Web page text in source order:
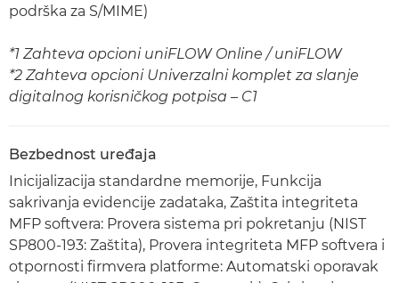
podrška za S/MIME)
*1 Zahteva opcioni uniFLOW Online / uniFLOW
*2 Zahteva opcioni Univerzalni komplet za slanje
digitalnog korisničkog potpisa – C1
Bezbednost uređaja
Inicijalizacija standardne memorije, Funkcija
sakrivanja evidencije zadataka, Zaštita integriteta
MFP softvera: Provera sistema pri pokretanju (NIST
SP800-193: Zaštita), Provera integriteta MFP softvera i
otpornosti firmvera platforme: Automatski oporavak